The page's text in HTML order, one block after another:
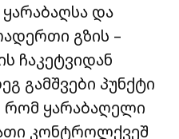
ყარაბაღსა და
გზის –
ჩაკეტვიდან
გამშვები პუნქტი
რომ ყარაბაღელი
კონტროლქვეშ